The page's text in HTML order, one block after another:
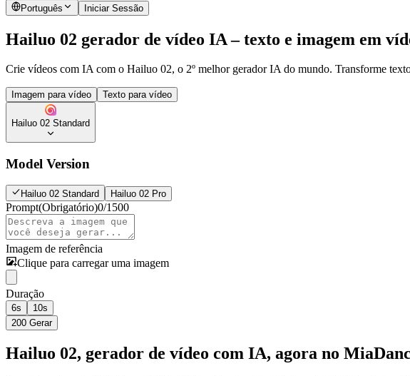
Português Iniciar Sessão
Hailuo 02 gerador de vídeo IA – texto e imagem em
Crie vídeos com IA com o Hailuo 02, o 2º melhor gerador IA do mundo. Transforme
Imagem para vídeo Texto para vídeo
Hailuo 02 Standard
Model Version
Hailuo 02 Standard Hailuo 02 Pro
Prompt(Obrigatório)0/1500
Imagem de referência
Clique para carregar uma imagem
Duração
6s
10s
200 Gerar
Hailuo 02, gerador de vídeo com IA, agora no